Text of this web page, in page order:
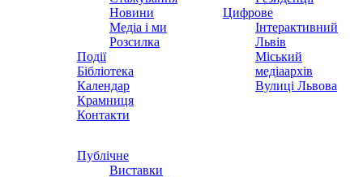
Новини
Медіа і ми
Розсилка
Події
Бібліотека
Календар
Крамниця
Контакти
Цифрове
Інтерактивний
Львів
Міський
медіаархів
Вулиці Львова
Публічне
Виставки